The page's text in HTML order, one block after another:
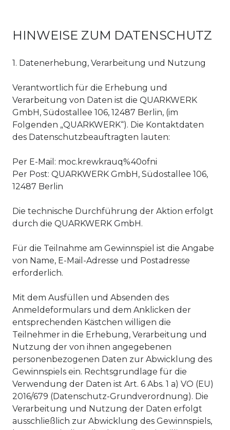
HINWEISE ZUM DATENSCHUTZ
1. Datenerhebung, Verarbeitung und Nutzung
Verantwortlich für die Erhebung und
Verarbeitung von Daten ist die QUARKWERK
GmbH, Südostallee 106, 12487 Berlin, (im
Folgenden „QUARKWERK“). Die Kontaktdaten
des Datenschutzbeauftragten lauten:
Per E-Mail: moc.krewkrauq%40ofni
Per Post: QUARKWERK GmbH, Südostallee 106,
12487 Berlin
Die technische Durchführung der Aktion erfolgt
durch die QUARKWERK GmbH.
Für die Teilnahme am Gewinnspiel ist die Angabe
von Name, E-Mail-Adresse und Postadresse
erforderlich.
Mit dem Ausfüllen und Absenden des
Anmeldeformulars und dem Anklicken der
entsprechenden Kästchen willigen die
Teilnehmer in die Erhebung, Verarbeitung und
Nutzung der von ihnen angegebenen
personenbezogenen Daten zur Abwicklung des
Gewinnspiels ein. Rechtsgrundlage für die
Verwendung der Daten ist Art. 6 Abs. 1 a) VO (EU)
2016/679 (Datenschutz-Grundverordnung). Die
Verarbeitung und Nutzung der Daten erfolgt
ausschließlich zur Abwicklung des Gewinnspiels,